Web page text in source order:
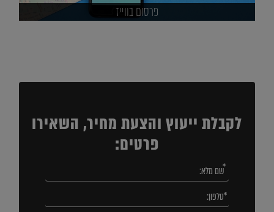
פרסום בווייז
לקבלת ייעוץ והצעת מחיר, השאירו
פרטים: